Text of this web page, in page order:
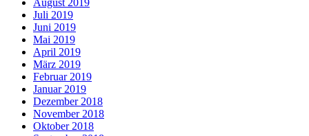
August 2019
Juli 2019
Juni 2019
Mai 2019
April 2019
März 2019
Februar 2019
Januar 2019
Dezember 2018
November 2018
Oktober 2018